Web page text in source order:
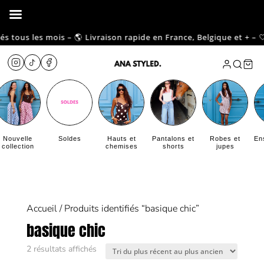
tous les mois – 🌎 Livraison rapide en France, Belgique et + –
Nouvelle
collection
Soldes
Hauts et
chemises
Pantalons et
shorts
Robes et
jupes
Accueil/ Produits identifiés “basique chic”
basique chic
2 résultats affichésTrié